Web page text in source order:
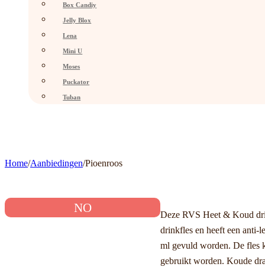
Box Candiy
Jelly Blox
Lena
Mini U
Moses
Puckator
Tuban
Home/Aanbiedingen/Pioenroos
NO
Deze RVS Heet & Koud
drinkfles en heeft een anti-
ml gevuld worden. De fles
gebruikt worden. Koude